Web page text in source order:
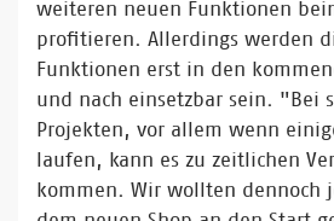
weiteren neuen Funktionen
profitieren. Allerdings werden
Funktionen erst in den
und nach einsetzbar sein. "Bei
Projekten, vor allem wenn
laufen, kann es zu zeitlichen
kommen. Wir wollten dennoch